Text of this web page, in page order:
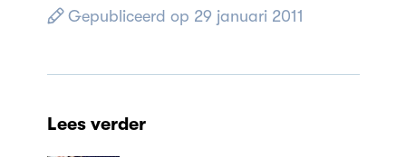
Gepubliceerd op 29 januari 2011
Lees verder